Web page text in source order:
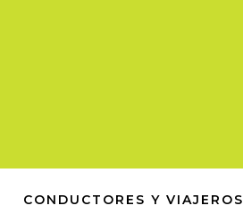
CONDUCTORES Y VIAJEROS